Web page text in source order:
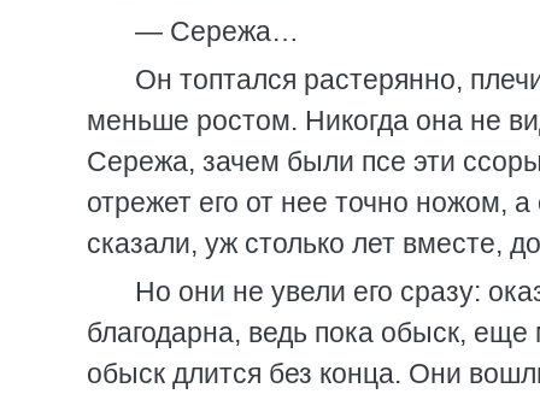
— Сережа…
Он топтался растерянно,
меньше ростом. Никогда она не
Сережа, зачем были псе эти
отрежет его от нее точно ножом,
сказали, уж столько лет вместе,
Но они не увели его сразу:
благодарна, ведь пока обыск,
обыск длится без конца. Они